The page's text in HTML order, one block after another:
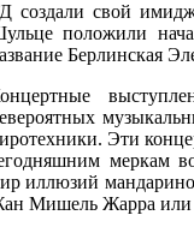
создали свой
положили
Берлинская
Эти
меркам
иллюзий
Мишель Жарра или